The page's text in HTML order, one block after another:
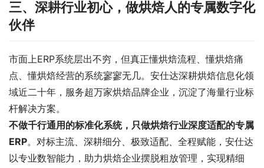
三、深耕行业初心，做烘焙人的专属数字化
伙伴
市面上ERP系统层出不穷，但真正懂烘焙流程、懂烘焙痛
点、懂烘焙经营的系统寥寥无几。安仕达深耕烘焙信息化领
域近二十年，服务超万家烘焙品牌企业，沉淀了海量行业标
杆解决方案。
不做千行通用的标准化系统，只做烘焙行业深度适配的专属
ERP。对标主流、深耕细分、极致适配、全程赋能，安仕达
以专业数智能力，助力烘焙企业摆脱粗放管理，实现精细